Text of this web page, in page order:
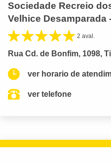
Sociedade Recreio
Velhice Desamparada
2 aval.
Rua Cd. de Bonfim, 1098,
ver horario de
ver telefone